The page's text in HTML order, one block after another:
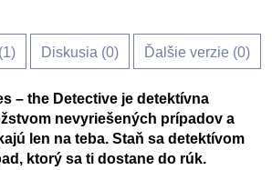
1) Diskusia (0) Ďalšie verzie (0)
– the Detective je detektívna
nevyriešených prípadov a
len na teba. Staň sa detektívom
ktorý sa ti dostane do rúk.